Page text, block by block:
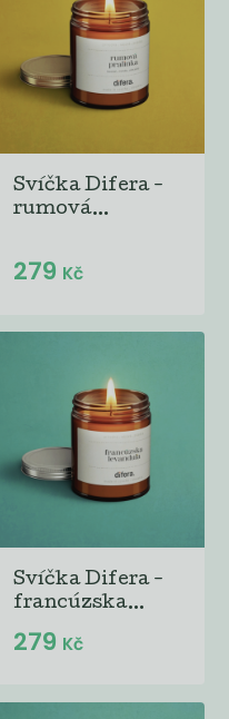
Svíčka Difera -
rumová...
279 Kč
Svíčka Difera -
francúzska...
279 Kč